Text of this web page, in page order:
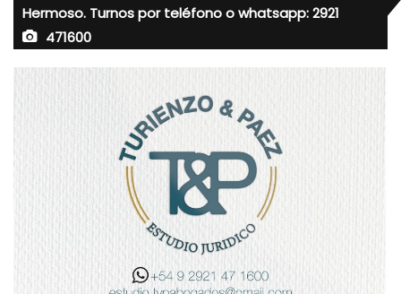
Hermoso. Turnos por teléfono o whatsapp: 2921
471600